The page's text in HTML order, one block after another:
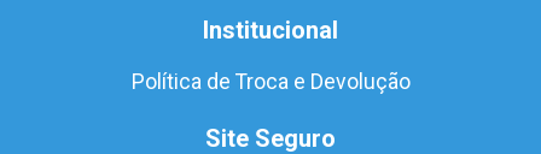
Institucional
Política de Troca e Devolução
Site Seguro